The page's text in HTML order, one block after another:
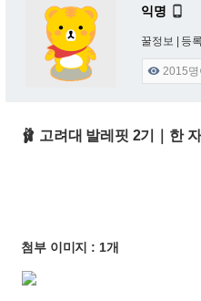
익명 
꿀정보 | 등
 2015
🩰 고려대 발레핏 2기｜한
첨부 이미지 : 1개